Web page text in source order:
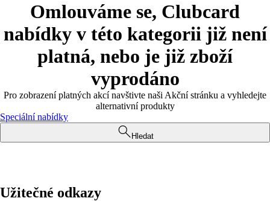
Omlouváme se, Clubcard
nabídky v této kategorii již není
platná, nebo je již zboží
vyprodáno
Pro zobrazení platných akcí navštivte naši Akční stránku a vyhledejte
alternativní produkty
Speciální nabídky
Hledat
Užitečné odkazy